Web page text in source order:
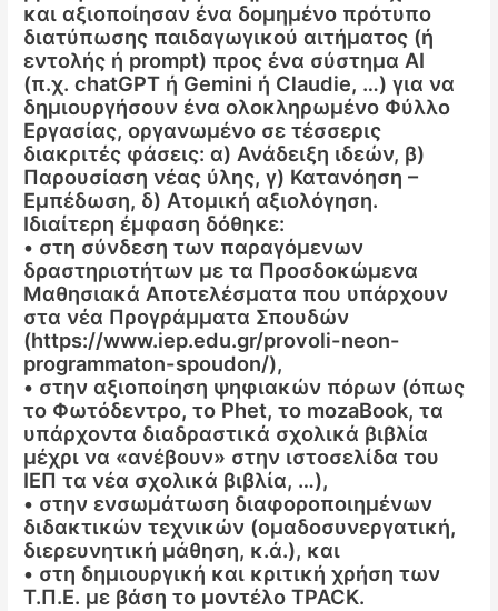
και αξιοποίησαν ένα δομημένο πρότυπο
διατύπωσης παιδαγωγικού αιτήματος (ή
εντολής ή prompt) προς ένα σύστημα ΑΙ
(π.χ. chatGPT ή Gemini ή Claudie, …) για να
δημιουργήσουν ένα ολοκληρωμένο Φύλλο
Εργασίας, οργανωμένο σε τέσσερις
διακριτές φάσεις: α) Ανάδειξη ιδεών, β)
Παρουσίαση νέας ύλης, γ) Κατανόηση –
Εμπέδωση, δ) Ατομική αξιολόγηση.
Ιδιαίτερη έμφαση δόθηκε:
• στη σύνδεση των παραγόμενων
δραστηριοτήτων με τα Προσδοκώμενα
Μαθησιακά Αποτελέσματα που υπάρχουν
στα νέα Προγράμματα Σπουδών
(https://www.iep.edu.gr/provoli-neon-
programmaton-spoudon/),
• στην αξιοποίηση ψηφιακών πόρων (όπως
το Φωτόδεντρο, το Phet, το mozaBook, τα
υπάρχοντα διαδραστικά σχολικά βιβλία
μέχρι να «ανέβουν» στην ιστοσελίδα του
ΙΕΠ τα νέα σχολικά βιβλία, …),
• στην ενσωμάτωση διαφοροποιημένων
διδακτικών τεχνικών (ομαδοσυνεργατική,
διερευνητική μάθηση, κ.ά.), και
• στη δημιουργική και κριτική χρήση των
Τ.Π.Ε. με βάση το μοντέλο TPACK.